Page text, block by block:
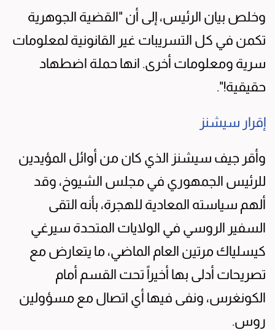
وخلص بيان الرئيس، إلى أن "القضية الجوهرية
تكمن في كل التسريبات غير القانونية لمعلومات
سرية ومعلومات أخرى. انها حملة اضطهاد
حقيقية!".
إقرار سيشنز
وأقر جيف سيشنز الذي كان من أوائل المؤيدين
للرئيس الجمهوري في مجلس الشيوخ، وقد
ألهم سياسته المعادية للهجرة، بأنه التقى
السفير الروسي في الولايات المتحدة سيرغي
كيسلياك مرتين العام الماضي، ما يتعارض مع
تصريحات أدلى بها أخيراً تحت القسم أمام
الكونغرس، ونفى فيها أي اتصال مع مسؤولين
روس.